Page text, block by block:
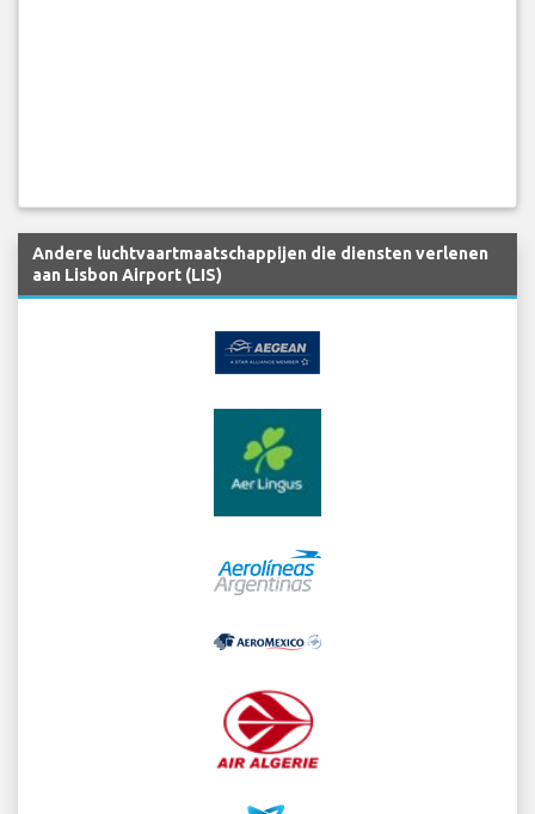
Andere luchtvaartmaatschappijen die diensten verlenen
aan Lisbon Airport (LIS)